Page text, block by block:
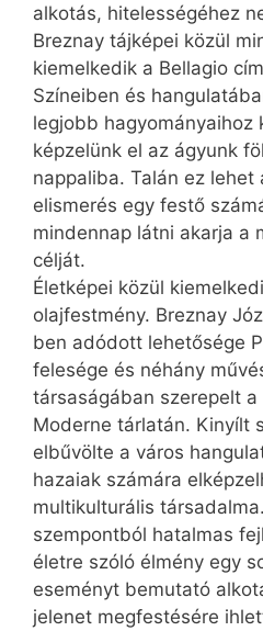
alkotás, hitelességéhez
Breznay tájképei közül
kiemelkedik a Bellagio
Színeiben és
legjobb hagyományaihoz
képzelünk el az ágyunk
nappaliba. Talán ez lehet
elismerés egy festő
mindennap látni akarja a
célját.
Életképei közül
olajfestmény. Breznay
ben adódott lehetősége
felesége és néhány
társaságában szerepelt a
Moderne tárlatán. Kinyílt
elbűvölte a város
hazaiak számára
multikulturális
szempontból hatalmas
életre szóló élmény egy
eseményt bemutató
jelenet megfestésére